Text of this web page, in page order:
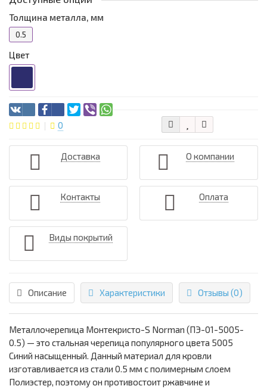
Толщина металла, мм
0.5
Цвет
0
Доставка О компании
Контакты Оплата
Виды покрытий
Описание Характеристики Отзывы (0)
Металлочерепица Монтекристо-S Norman (ПЭ-01-5005-
0.5) — это стальная черепица популярного цвета 5005
Синий насыщенный. Данный материал для кровли
изготавливается из стали 0.5 мм с полимерным слоем
Полиэстер, поэтому он противостоит ржавчине и